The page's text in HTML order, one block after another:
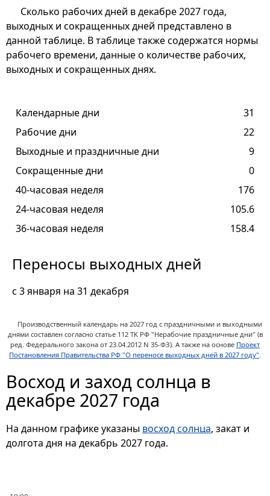
Сколько рабочих дней в декабре 2027 года,
выходных и сокращенных дней представлено в
данной таблице. В таблице также содержатся нормы
рабочего времени, данные о количестве рабочих,
выходных и сокращенных днях.
Календарные дни
31
Рабочие дни
22
Выходные и праздничные дни
9
Сокращенные дни
0
40-часовая неделя
176
24-часовая неделя
105.6
36-часовая неделя
158.4
Переносы выходных дней
c 3 января на 31 декабря
Производственный календарь на 2027 год с праздничными и выходными
днями составлен согласно статье 112 ТК РФ "Нерабочие праздничные дни" (в
ред. Федерального закона от 23.04.2012 N 35-ФЗ). А также на основе Проект
Постановления Правительства РФ "О переносе выходных дней в 2027 году".
Восход и заход солнца в
декабре 2027 года
На данном графике указаны восход солнца, закат и
долгота дня на декабрь 2027 года.